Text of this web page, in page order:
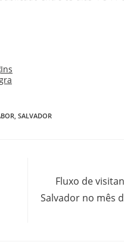
, SALVADOR
Fluxo de
Salvador no mês